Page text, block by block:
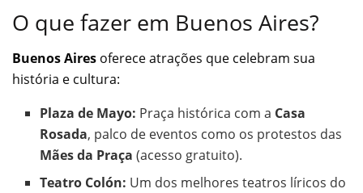
O que fazer em Buenos Aires?
Buenos Aires oferece atrações que celebram sua
história e cultura:
Plaza de Mayo: Praça histórica com a Casa
Rosada, palco de eventos como os protestos das
Mães da Praça (acesso gratuito).
Teatro Colón: Um dos melhores teatros líricos do